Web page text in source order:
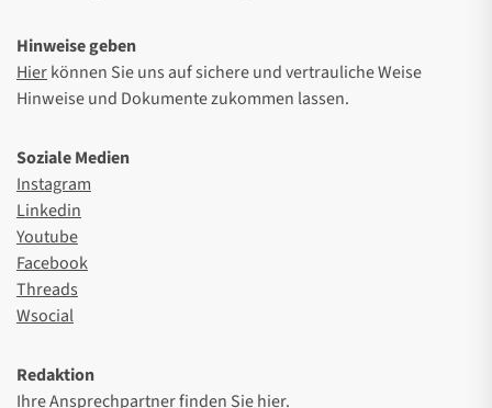
Hinweise geben
Hierkönnen Sie uns auf sichere und vertrauliche Weise
Hinweise und Dokumente zukommen lassen.
Soziale Medien
Instagram
Linkedin
Youtube
Facebook
Threads
Wsocial
Redaktion
Ihre Ansprechpartner finden Siehier.